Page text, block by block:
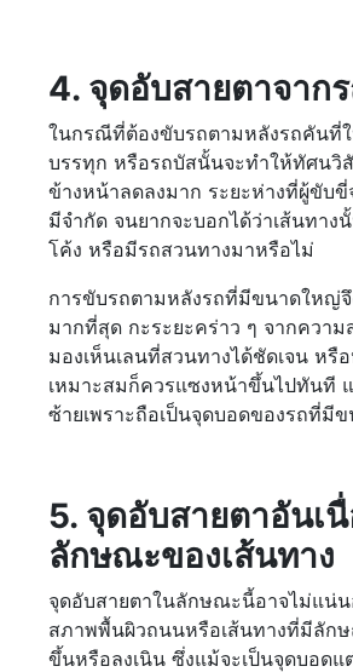
4. จุดอับสายตาจาก
ในกรณีที่ต้องขับรถตามหลังรถคันที่
บรรทุก หรือรถบัสนั้นจะทำให้ทัศนวิ
ข้างหน้าลดลงมาก ระยะห่างที่ผู้ขับ
มีจำกัด จนยากจะบอกได้ว่าเส้นทาง
โค้ง หรือมีรถสวนทางมาหรือไม่
การขับรถตามหลังรถที่มีขนาดใหญ่จึ
มากที่สุด กะระยะคร่าว ๆ จากความ
มองเห็นเลนที่สวนทางได้ชัดเจน หรื
เหมาะสมก็ควรแซงหน้าขึ้นไปทันที
ซ้ายเพราะถือเป็นจุดบอดของรถที่มี
5. จุดอับสายตาอันเ
ลักษณะของเส้นทาง
จุดอับสายตาในลักษณะนี้อาจไม่แน่น
สภาพพื้นผิวถนนหรือเส้นทางที่มีลัก
ขึ้นหรือลงเนิน ซึ่งแม้จะเป็นจุดบอด